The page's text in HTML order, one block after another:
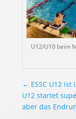
U12/U10 beim
← ESSC U12
U12 startet
aber das